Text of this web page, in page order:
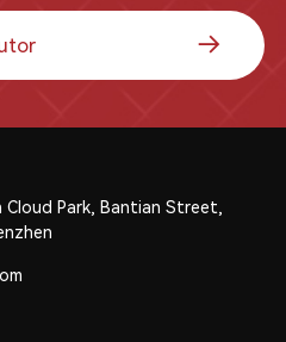
Cloud Park, Bantian Street,